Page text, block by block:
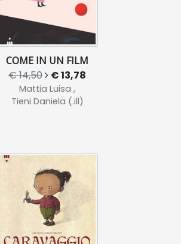
COME IN UN FILM
€ 14,50 € 13,78
Mattia Luisa ,
Tieni Daniela (.ill)